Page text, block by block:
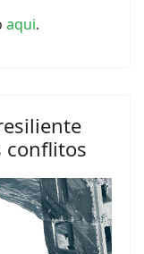
aqui.
conflitos